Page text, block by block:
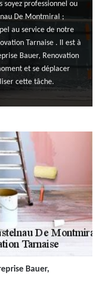
soyez professionnel ou
De Montmiral ;
au service de notre
Tarnaise . Il est à
Bauer, Renovation
et se déplacer
cette tâche.
Bauer,